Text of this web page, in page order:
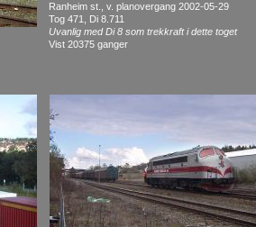
Ranheim st., v. planovergang 2002-05-29
Tog 471, Di 8.711
Uvanlig med Di 8 som trekkraft i dette toget
Vist 20375 ganger